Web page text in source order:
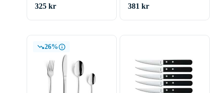
325 kr
381 kr
26%